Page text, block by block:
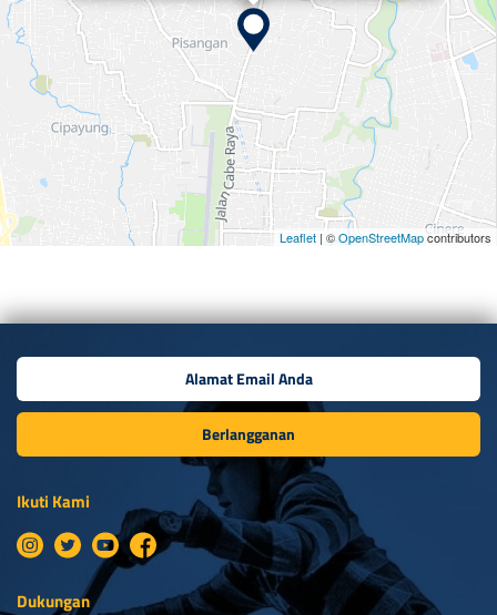
Leaflet | ©OpenStreetMapcontributors
Berlangganan
Ikuti Kami
Dukungan